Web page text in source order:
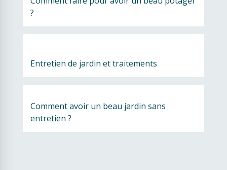
?
Entretien de jardin et traitements
Comment avoir un beau jardin sans
entretien ?